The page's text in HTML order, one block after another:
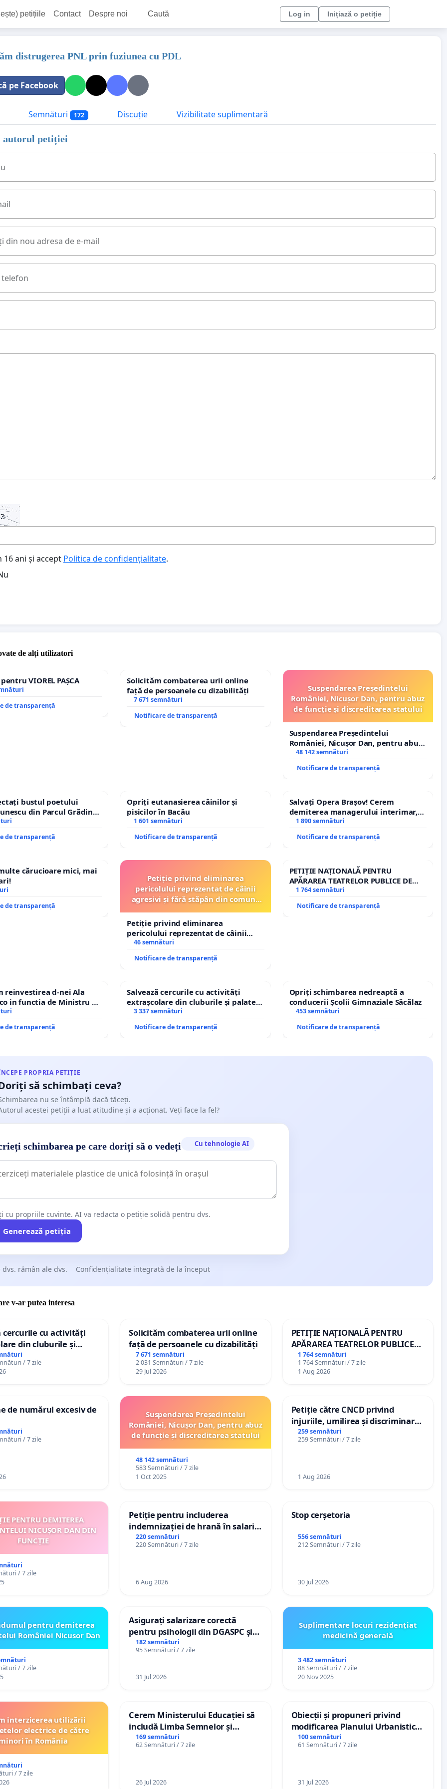
petițiile Contact Despre noi Caută Log in Inițiază o petiție
distrugerea PNL prin fuziunea cu PDL
pe Facebook
Semnături 172 Discuție Vizibilitate suplimentară
autorul petiției
din nou adresa de e-mail
16 ani și accept Politica de confidențialitate.
de alți utilizatori
VIOREL PAȘCA
de transparență
Solicităm combaterea urii online
față de persoanele cu dizabilități
7 671 semnături
Notificare de transparență
Suspendarea Președintelui
României, Nicușor Dan, pentru abuz
de funcție și discreditarea statului
Suspendarea Președintelui
României, Nicușor Dan, pentru abuz
de funcție și discreditarea statului
48 142 semnături
Notificare de transparență
bustul poetului
din Parcul Grădina
cenzurii culturale!
de transparență
Opriți eutanasierea câinilor și
pisicilor în Bacău
1 601 semnături
Notificare de transparență
Salvați Opera Brașov! Cerem
demiterea managerului interimar,
Petrean Lucian-Marius!
1 890 semnături
Notificare de transparență
cărucioare mici, mai
de transparență
Petiție privind eliminarea
pericolului reprezentat de câinii
agresivi și fără stăpân din comuna
Petiție privind eliminarea
pericolului reprezentat de câinii
agresivi și fără stăpân din comuna
46 semnături
Notificare de transparență
PETIȚIE NAȚIONALĂ PENTRU
APĂRAREA TEATRELOR PUBLICE DE
REPERTORIU DIN ROMÂNIA
1 764 semnături
Notificare de transparență
reinvestirea d-nei Ala
in functia de Ministru al
de transparență
Salvează cercurile cu activități
extrașcolare din cluburile și palatele
copiilor
3 337 semnături
Notificare de transparență
Opriți schimbarea nedreaptă a
conducerii Școlii Gimnaziale Săcălaz
453 semnături
Notificare de transparență
PROPRIA PETIȚIE
să schimbați ceva?
nu se întâmplă dacă tăceți.
acestei petiții a luat atitudine și a acționat. Veți face la fel?
schimbarea pe care doriți să o vedeți Cu tehnologie AI
cu propriile cuvinte. AI va redacta o petiție solidă pentru dvs.
Generează petiția
dvs. rămân ale dvs. Confidențialitate integrată de la început
v-ar putea interesa
cercurile cu activități
din cluburile și
/ 7 zile
Solicităm combaterea urii online
față de persoanele cu dizabilități
7 671 semnături
2 031 Semnături / 7 zile
29 Jul 2026
PETIȚIE NAȚIONALĂ PENTRU
APĂRAREA TEATRELOR PUBLICE
DE REPERTORIU DIN ROMÂNIA
1 764 semnături
1 764 Semnături / 7 zile
1 Aug 2026
de numărul excesiv de
/ 7 zile
Suspendarea Președintelui
României, Nicușor Dan, pentru abuz
de funcție și discreditarea statului
48 142 semnături
583 Semnături / 7 zile
1 Oct 2025
Petiție către CNCD privind
injuriile, umilirea și discriminarea
persoanelor cu dizabilități de
către utilizatorul TikTok „Gorici”
259 semnături
259 Semnături / 7 zile
1 Aug 2026
PENTRU DEMITEREA
NICUȘOR DAN DIN
FUNCȚIE
/ 7 zile
Petiție pentru includerea
indemnizației de hrană în salariul
de bază și protejarea gradațiilor
de vechime pentru asistenții
220 semnături
220 Semnături / 7 zile
6 Aug 2026
Stop cerșetoria
556 semnături
212 Semnături / 7 zile
30 Jul 2026
pentru demiterea
României Nicusor Dan
/ 7 zile
Asigurați salarizare corectă
pentru psihologii din DGASPC și
spitale
182 semnături
95 Semnături / 7 zile
31 Jul 2026
Suplimentare locuri rezidențiat
medicină generală
3 482 semnături
88 Semnături / 7 zile
20 Nov 2025
interzicerea utilizării
electrice de către
în România
/ 7 zile
Cerem Ministerului Educației să
includă Limba Semnelor și
alfabetul Braille în școlile din
Republica Moldova!
169 semnături
62 Semnături / 7 zile
26 Jul 2026
Obiecții și propuneri privind
modificarea Planului Urbanistic
General al orașului Ialoveni
100 semnături
61 Semnături / 7 zile
31 Jul 2026